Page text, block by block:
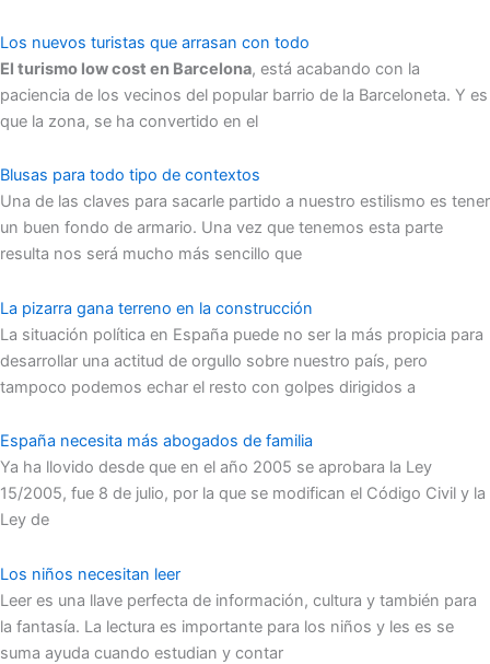
Los nuevos turistas que arrasan con todo
El turismo low cost en Barcelona, está acabando con la
paciencia de los vecinos del popular barrio de la Barceloneta. Y es
que la zona, se ha convertido en el
Blusas para todo tipo de contextos
Una de las claves para sacarle partido a nuestro estilismo es tener
un buen fondo de armario. Una vez que tenemos esta parte
resulta nos será mucho más sencillo que
La pizarra gana terreno en la construcción
La situación política en España puede no ser la más propicia para
desarrollar una actitud de orgullo sobre nuestro país, pero
tampoco podemos echar el resto con golpes dirigidos a
España necesita más abogados de familia
Ya ha llovido desde que en el año 2005 se aprobara la Ley
15/2005, fue 8 de julio, por la que se modifican el Código Civil y la
Ley de
Los niños necesitan leer
Leer es una llave perfecta de información, cultura y también para
la fantasía. La lectura es importante para los niños y les es se
suma ayuda cuando estudian y contar